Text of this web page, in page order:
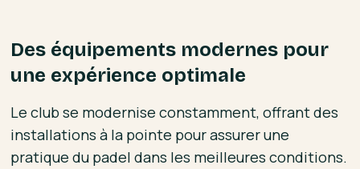
Des équipements modernes pour
une expérience optimale
Le club se modernise constamment, offrant des
installations à la pointe pour assurer une
pratique du padel dans les meilleures conditions.